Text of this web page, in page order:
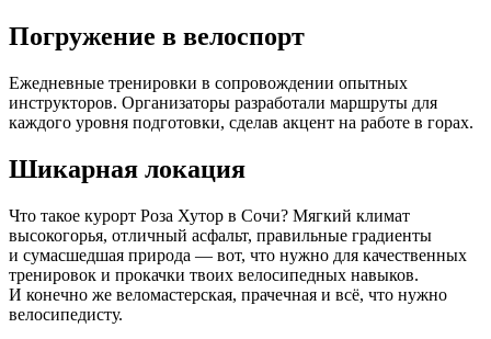
Погружение в велоспорт
Ежедневные тренировки в сопровождении опытных
инструкторов. Организаторы разработали маршруты для
каждого уровня подготовки, сделав акцент на работе в горах.
Шикарная локация
Что такое курорт Роза Хутор в Сочи? Мягкий климат
высокогорья, отличный асфальт, правильные градиенты
и сумасшедшая природа — вот, что нужно для качественных
тренировок и прокачки твоих велосипедных навыков.
И конечно же веломастерская, прачечная и всё, что нужно
велосипедисту.